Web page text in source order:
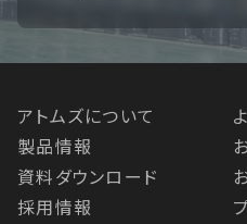
アトムズについて
製品情報
資料ダウンロード
採用情報